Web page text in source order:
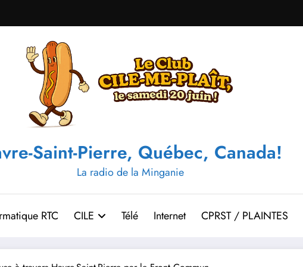
Saint-Pierre, Québec, Canada!
La radio de la Minganie
RTC CILE Télé Internet CPRST / PLAINTES